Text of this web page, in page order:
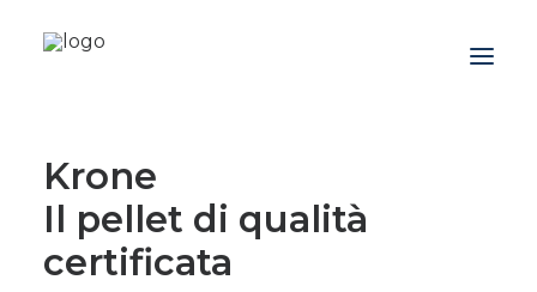
Azienda
Prodotti
Promozioni
Krone
Il pellet di qualità
certificata